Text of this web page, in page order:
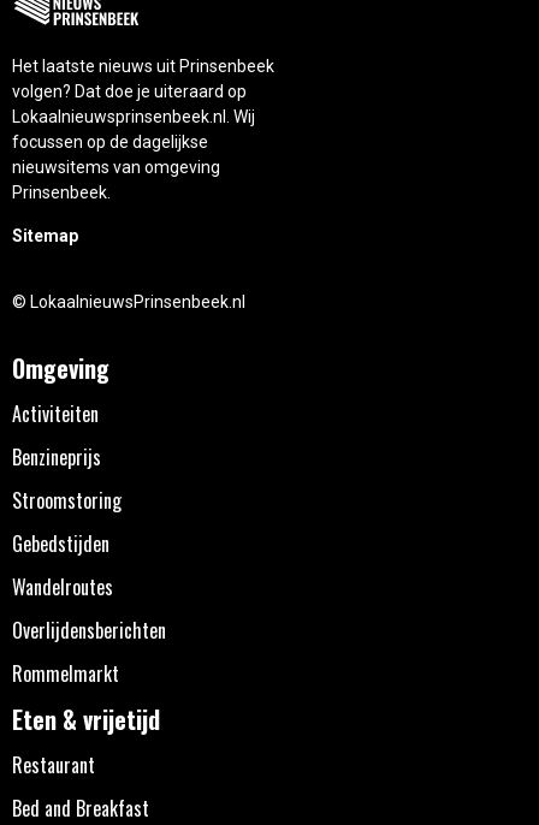
Het laatste nieuws uit Prinsenbeek
volgen? Dat doe je uiteraard op
Lokaalnieuwsprinsenbeek.nl. Wij
focussen op de dagelijkse
nieuwsitems van omgeving
Prinsenbeek.
Sitemap
© LokaalnieuwsPrinsenbeek.nl
Omgeving
Activiteiten
Benzineprijs
Stroomstoring
Gebedstijden
Wandelroutes
Overlijdensberichten
Rommelmarkt
Eten & vrijetijd
Restaurant
Bed and Breakfast